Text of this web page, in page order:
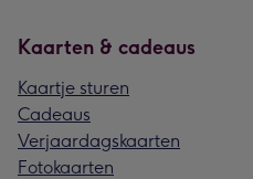
Kaarten & cadeaus
Kaartje sturen
Cadeaus
Verjaardagskaarten
Fotokaarten